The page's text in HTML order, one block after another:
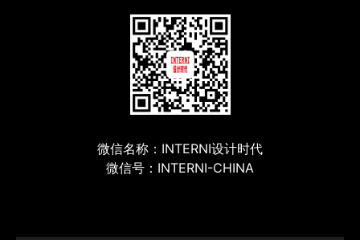
微信名称：INTERNI设计时代
微信号：INTERNI-CHINA